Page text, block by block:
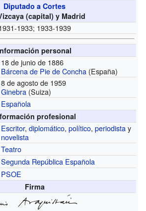
Diputado a Cortes
(capital) y Madrid
1933; 1933-1939
personal
18 de junio de 1886
Bárcena de Pie de Concha (España)
8 de agosto de 1959
Ginebra (Suiza)
Española
profesional
Escritor,diplomático,político,periodistay
novelista
Teatro
Segunda República Española
PSOE
Firma